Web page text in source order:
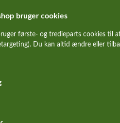
bruger cookies
første- og tredieparts cookies til
Du kan altid ændre eller